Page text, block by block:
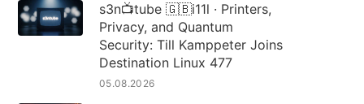
s3n📺tube 🇬🇧i11l · Printers,
Privacy, and Quantum
Security: Till Kamppeter Joins
Destination Linux 477
05.08.2026